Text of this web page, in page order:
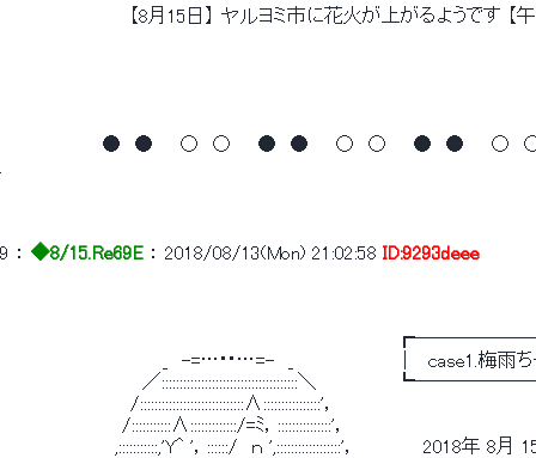
【8月15日】 ヤルヨミ市に花火が上がるようです 【午
●　●　　○　○　　●　●　　○　○　　●　●　　○　○
9 ： ◆8/15.Re69E ： 2018/08/13(Mon) 21:02:58 ID:9293deee
_　-=…･･…=-　_ 　 　 　 　 　 │　case1.梅雨ちゃ
／::::::::::::::::::::::::::::::::::::::＼　　　　　　
/:::::::::::::::::::::::::::::∧::::::::::::::::'，
/:::::::::::∧:::::::::::::/=ﾐ，:::::::::::::::'，
,:::::::::::,'Y^ '，::::::/　ｎ ',::::::::::::::::::'，　　　　　2018年 8月